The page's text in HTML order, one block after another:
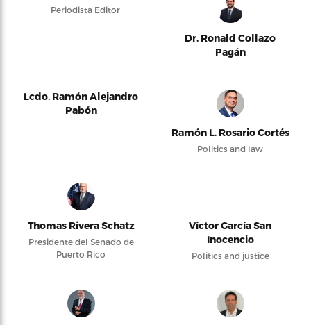
Periodista Editor
Dr. Ronald Collazo
Pagán
Lcdo. Ramón Alejandro
Pabón
Ramón L. Rosario Cortés
Politics and law
Thomas Rivera Schatz
Presidente del Senado de
Puerto Rico
Víctor García San
Inocencio
Politics and justice